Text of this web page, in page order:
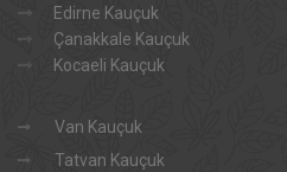
Edirne Kauçuk
Çanakkale Kauçuk
Kocaeli Kauçuk
Van Kauçuk
Tatvan Kauçuk